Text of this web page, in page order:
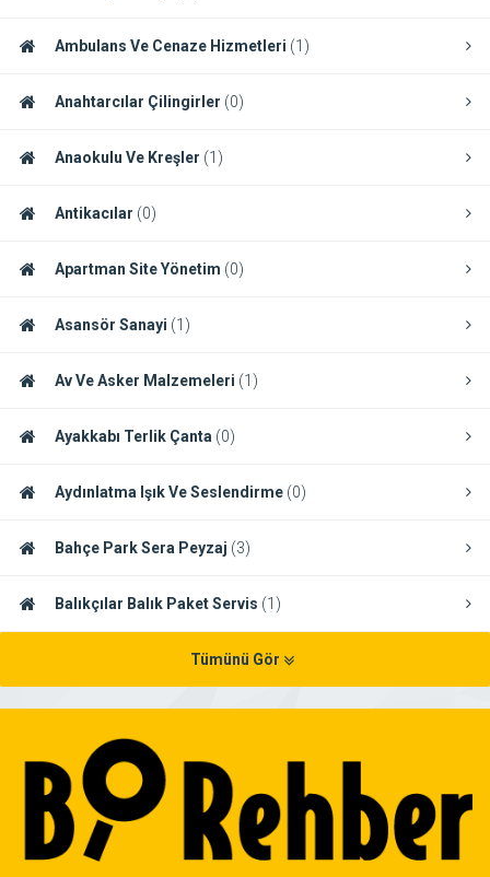
Ambulans Ve Cenaze Hizmetleri (1)
Anahtarcılar Çilingirler (0)
Anaokulu Ve Kreşler (1)
Antikacılar (0)
Apartman Site Yönetim (0)
Asansör Sanayi (1)
Av Ve Asker Malzemeleri (1)
Ayakkabı Terlik Çanta (0)
Aydınlatma Işık Ve Seslendirme (0)
Bahçe Park Sera Peyzaj (3)
Balıkçılar Balık Paket Servis (1)
Tümünü Gör